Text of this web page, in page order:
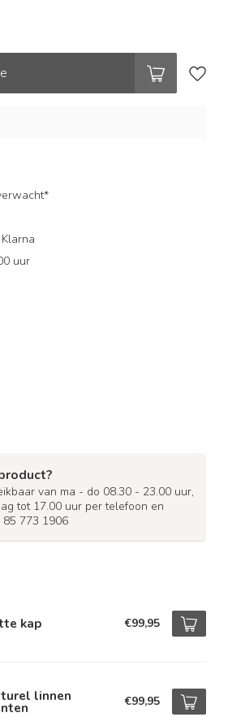
uur
van ma - do 08.30 - 23.00 uur,
tot 17.00 uur per telefoon en
773 1906
kap €99,95
linnen €99,95